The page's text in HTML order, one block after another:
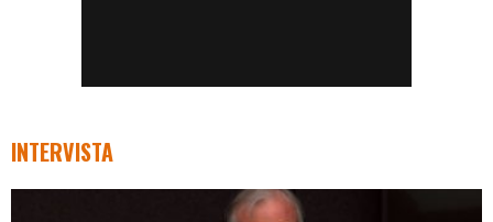
INTERVISTA